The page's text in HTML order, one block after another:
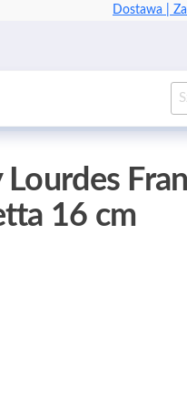
Dostawa |
16 cm